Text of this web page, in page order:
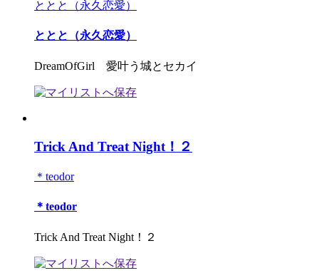
ととと（永久恋愛）
ととと（永久恋愛）
DreamOfGirl 愛叶う城とセカイ
Trick And Treat Night！２
＊teodor
＊teodor
Trick And Treat Night！２